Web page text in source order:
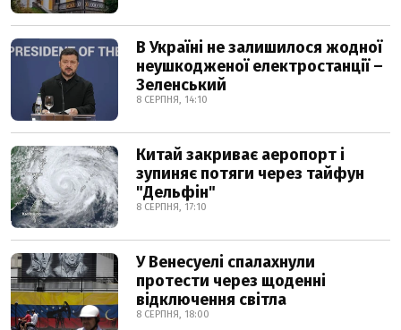
В Україні не залишилося жодної
неушкодженої електростанції –
Зеленський
8 СЕРПНЯ, 14:10
Китай закриває аеропорт і
зупиняє потяги через тайфун
"Дельфін"
8 СЕРПНЯ, 17:10
У Венесуелі спалахнули
протести через щоденні
відключення світла
8 СЕРПНЯ, 18:00